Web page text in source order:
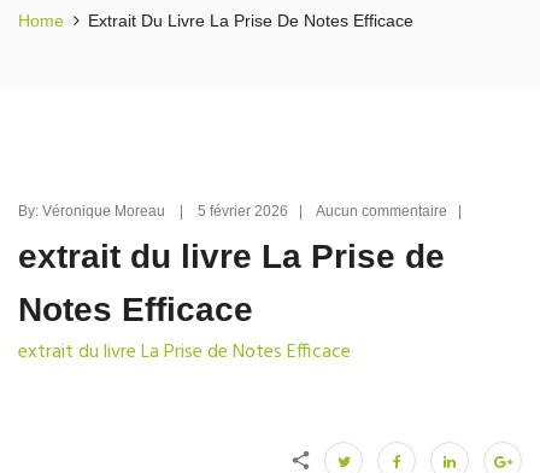
Home Extrait Du Livre La Prise De Notes Efficace
By: Véronique Moreau | 5 février 2026 | Aucun commentaire |
extrait du livre La Prise de
Notes Efficace
extrait du livre La Prise de Notes Efficace